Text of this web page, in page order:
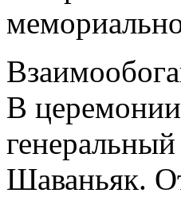
В церемонии
Шаваньяк.